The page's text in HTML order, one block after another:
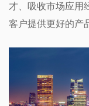
才、吸收市场应用
客户提供更好的产